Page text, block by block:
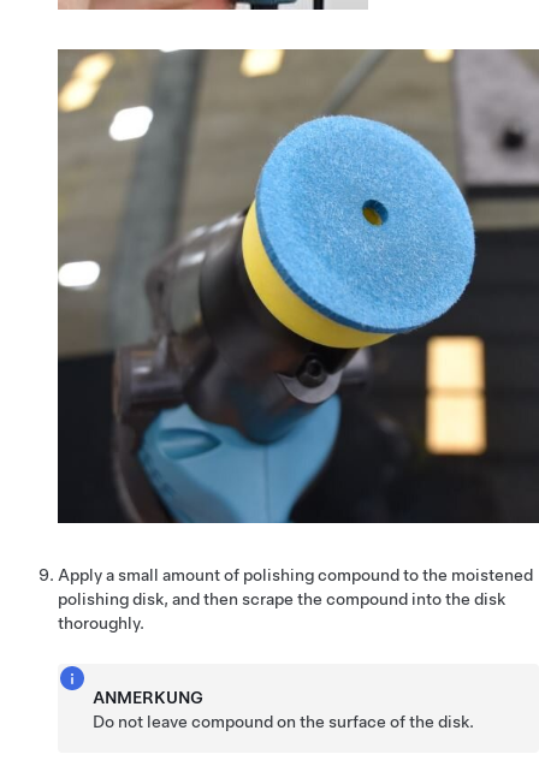
Apply a small amount of polishing compound to the moistened
polishing disk, and then scrape the compound into the disk
thoroughly.
ANMERKUNG
Do not leave compound on the surface of the disk.